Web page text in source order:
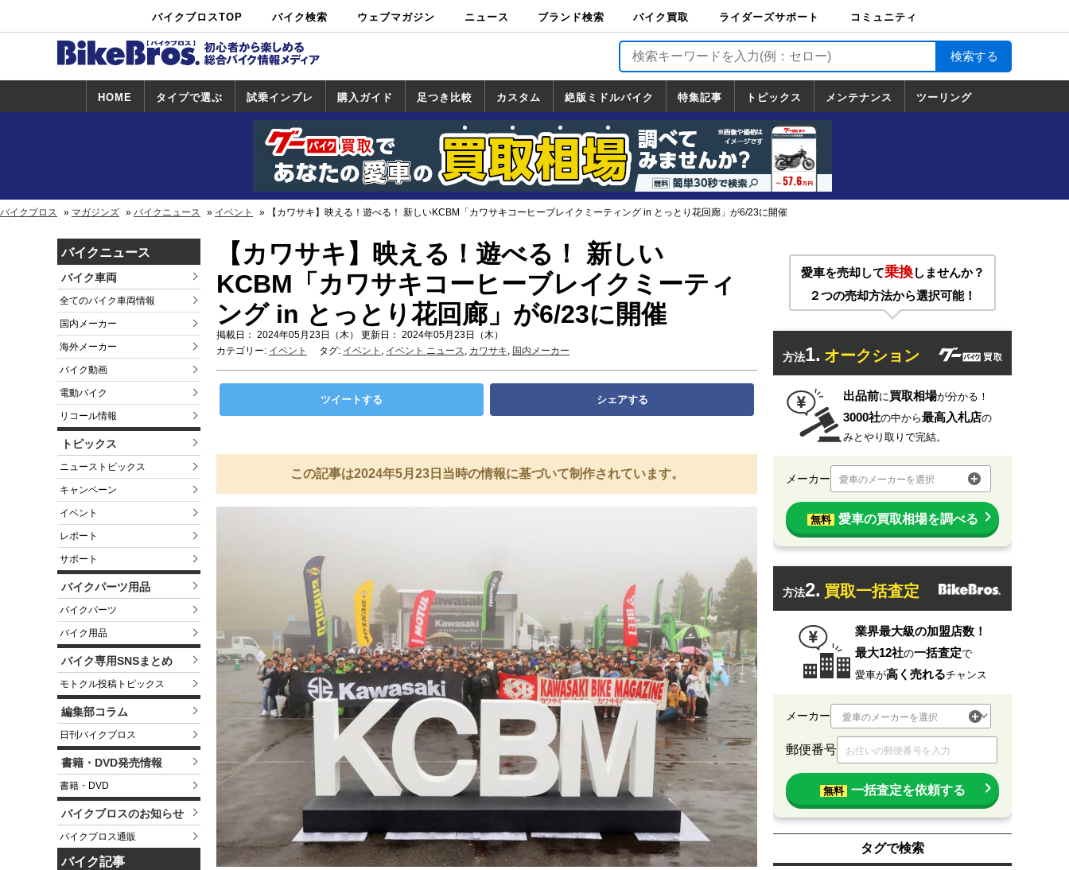
バイクブロスTOP バイク検索
中古バイ
ク・新車検
カタログ検
索
ショップ検
索
ウェブマガジン ニュース ブランド検索 バイク買取
バイク買取
ライダーズサポート
ライダーズサポート
TOP
バイク輸送
バイクガレージライ
フ
バイク車両保険
ロードサービス
バイク試乗
コミュニティ
HOME タイプで選ぶ 試乗インプレ
試乗インプレ
一覧
ホンダ
ヤマハ
スズキ
カワサキ
ハーレー
BMW
トライアンフ
ドゥカティ
購入ガイド
一覧
足つき比較 カスタム
カスタム
一覧
ホンダ
ヤマハ
スズキ
カワサキ
絶版ミドルバイク
絶版ミドルバイク
一覧
ホンダ
ヤマハ
スズキ
カワサキ
特集記事 トピックス
トピックス
一覧
ホンダ
ヤマハ
スズキ
カワサキ
ハーレーダ
ビッドソン
BMW
ドゥカティ
トライアン
フ
メンテナンス ツーリング
道の駅調査隊
ツーリング情報局
日本の道50選
国道めぐり
林道ツーリング
バイクブロス マガジンズ バイクニュース イベント 【カワサキ】映える！遊べる！ 新しいKCBM「カワサキコーヒーブレイクミーティング in とっとり花回廊」が6/23に開催
バイクニュース
バイク車両
全てのバイク車両情報
国内メーカー
海外メーカー
バイク動画
電動バイク
リコール情報
トピックス
ニューストピックス
キャンペーン
イベント
レポート
サポート
バイクパーツ用品
バイクパーツ
バイク用品
バイク専用SNSまとめ
モトクル投稿トピックス
編集部コラム
日刊バイクブロス
書籍・DVD発売情報
書籍・DVD
バイクブロスのお知らせ
バイクブロス通販
バイク記事
【カワサキ】映える！遊べる！ 新しい
KCBM「カワサキコーヒーブレイクミーティ
ング in とっとり花回廊」が6/23に開催
掲載日： 2024年05月23日（木） 更新日： 2024年05月23日（木）
カテゴリー: イベント タグ: イベント , イベント ニュース, カワサキ, 国内メーカー
ツイートする シェアする
この記事は2024年5月23日当時の情報に基づいて制作されています。
愛車を売却して乗換しませんか？
２つの売却方法から選択可能！
方法1. オークション
出品前に買取相場が分かる！
3000社の中から最高入札店の
みとやり取りで完結。
メーカー 愛車のメーカーを選択
無料 愛車の買取相場を調べる
方法2. 買取一括査定
業界最大級の加盟店数！
最大12社の一括査定で
愛車が高く売れるチャンス
メーカー
郵便番号
無料 一括査定を依頼する
タグで検索